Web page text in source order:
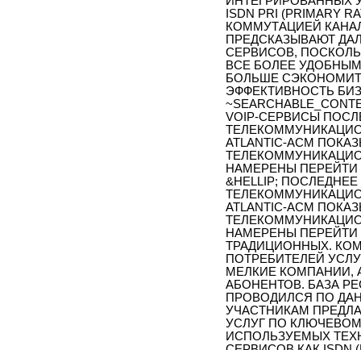
ISDN PRI (PRIMARY
КОММУТАЦИЕЙ
ПРЕДСКАЗЫВАЮТ
СЕРВИСОВ,
ВСЕ БОЛЕЕ
БОЛЬШЕ
ЭФФЕКТИВНОСТЬ
VOIP-СЕРВИСЫ
ATLANTIC-ACM
НАМЕРЕНЫ ПЕРЕЙТИ
&HELLIP;
ATLANTIC-ACM
НАМЕРЕНЫ ПЕРЕЙТИ
ТРАДИЦИОННЫХ.
ПОТРЕБИТЕЛЕЙ
МЕЛКИЕ КОМПАНИИ,
АБОНЕНТОВ. БАЗА
ПРОВОДИЛСЯ ПО
УЧАСТНИКАМ
УСЛУГ ПО
ИСПОЛЬЗУЕМЫХ